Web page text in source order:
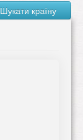
Шукати країну